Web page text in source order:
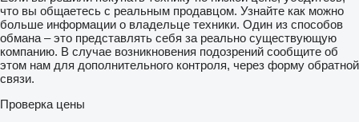
что вы общаетесь с реальным продавцом. Узнайте как можно
больше информации о владельце техники. Один из способов
обмана – это представлять себя за реально существующую
компанию. В случае возникновения подозрений сообщите об
этом нам для дополнительного контроля, через форму обратной
связи.
Проверка цены